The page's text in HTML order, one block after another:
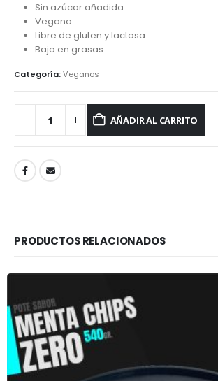
Sin azúcar añadida
Vegano
Libre de gluten y lactosa
Bajo en grasas
Categoría:Veganos
AÑADIR AL CARRITO
PRODUCTOS RELACIONADOS